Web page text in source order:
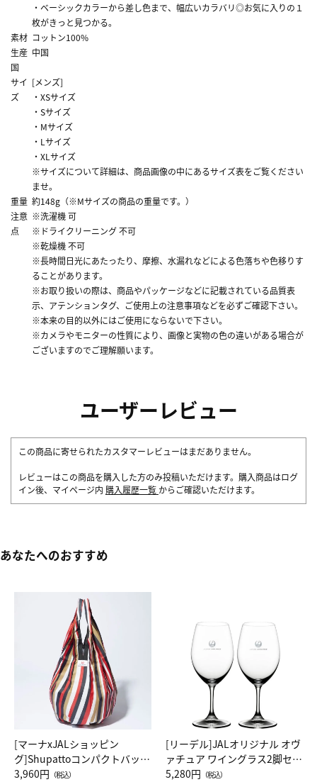
・ベーシックカラーから差し色まで、幅広いカラバリ◎お気に入りの１
枚がきっと見つかる。
素材 コットン100%
生産
国
中国
サイ
ズ
[メンズ]
・XSサイズ
・Sサイズ
・Mサイズ
・Lサイズ
・XLサイズ
※サイズについて詳細は、商品画像の中にあるサイズ表をご覧ください
ませ。
重量 約148g（※Mサイズの商品の重量です。）
注意
点
※洗濯機 可
※ドライクリーニング 不可
※乾燥機 不可
※長時間日光にあたったり、摩擦、水漏れなどによる色落ちや色移りす
ることがあります。
※お取り扱いの際は、商品やパッケージなどに記載されている品質表
示、アテンションタグ、ご使用上の注意事項などを必ずご確認下さい。
※本来の目的以外にはご使用にならないで下さい。
※カメラやモニターの性質により、画像と実物の色の違いがある場合が
ございますのでご理解願います。
ユーザーレビュー
この商品に寄せられたカスタマーレビューはまだありません。
レビューはこの商品を購入した方のみ投稿いただけます。購入商品はログ
イン後、マイページ内 購入履歴一覧 からご確認いただけます。
あなたへのおすすめ
[マーナxJALショッピン
グ]Shupattoコンパクトバッグ
Drop JAL客室乗務員（LC）ス
3,960円 （税込）
[リーデル]JALオリジナル オヴ
ァチュア ワイングラス2脚セッ
ト（レッドワイン）
5,280円 （税込）